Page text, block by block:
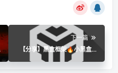
下一篇
【分享】黑盒框架🔥小黑盒虚
拟机⭕内置XP~免root🔥